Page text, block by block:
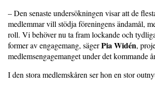
– Den senaste undersökningen visar att de
medlemmar vill stödja föreningens ändamål,
roll. Vi behöver nu ta fram lockande och
former av engagemang, sägerPia Widén,
medlemsengagemanget under det kommande
I den stora medlemskåren ser hon en stor